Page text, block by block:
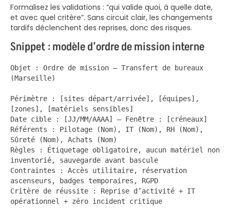
Formalisez les validations : “qui valide quoi, à quelle date,
et avec quel critère”. Sans circuit clair, les changements
tardifs déclenchent des reprises, donc des risques.
Snippet : modèle d’ordre de mission interne
Objet : Ordre de mission — Transfert de bureaux
(Marseille)
Périmètre : [sites départ/arrivée], [équipes],
[zones], [matériels sensibles]
Date cible : [JJ/MM/AAAA] — Fenêtre : [créneaux]
Référents : Pilotage (Nom), IT (Nom), RH (Nom),
Sûreté (Nom), Achats (Nom)
Règles : Étiquetage obligatoire, aucun matériel non
inventorié, sauvegarde avant bascule
Contraintes : Accès utilitaire, réservation
ascenseurs, badges temporaires, RGPD
Critère de réussite : Reprise d’activité + IT
opérationnel + zéro incident critique